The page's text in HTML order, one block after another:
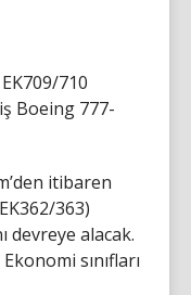
710
Boeing 777-
itibaren
363)
devreye alacak.
sınıfları